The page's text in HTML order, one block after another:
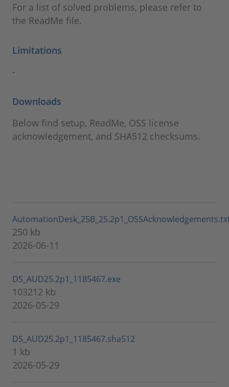
For a list of solved problems, please refer to
the ReadMe file.
Limitations
-
Downloads
Below find setup, ReadMe, OSS license
acknowledgement, and SHA512 checksums.
250 kb
2026-06-11
DS_AUD25.2p1_1185467.exe
103212 kb
2026-05-29
DS_AUD25.2p1_1185467.sha512
1 kb
2026-05-29